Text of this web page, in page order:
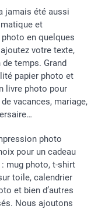
jamais été aussi
et
en quelques
votre texte,
temps. Grand
papier photo et
livre photo pour
vacances, mariage,
photo
pour un cadeau
mug photo, t-shirt
toile, calendrier
et bien d’autres
Nous ajoutons